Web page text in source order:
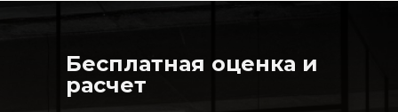
Бесплатная оценка и
расчет